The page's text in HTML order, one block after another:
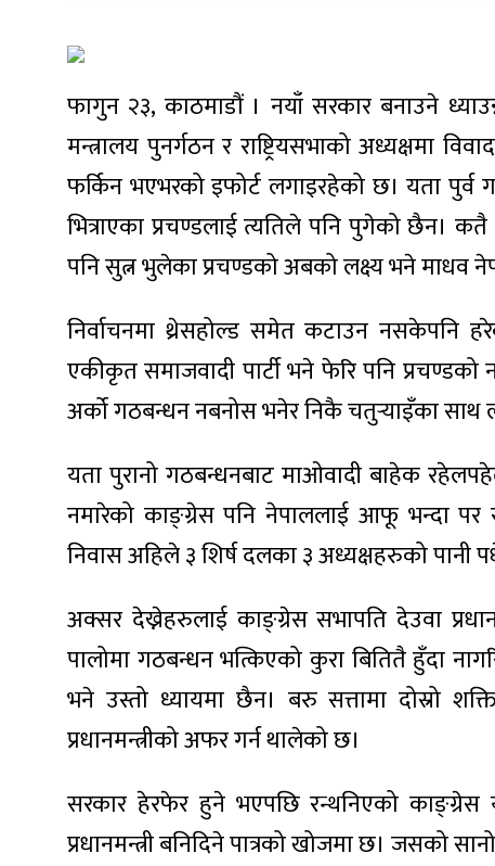
फागुन २३, काठमाडौं । नयाँ सरकार बनाउने
मन्त्रालय पुनर्गठन र राष्ट्रियसभाको अध्यक्षमा
फर्किन भएभरको इफोर्ट लगाइरहेको छ। यता
भित्राएका प्रचण्डलाई त्यतिले पनि पुगेको छैन।
पनि सुत्न भुलेका प्रचण्डको अबको लक्ष्य भने माधव
निर्वाचनमा थ्रेसहोल्ड समेत कटाउन नसकेपनि
एकीकृत समाजवादी पार्टी भने फेरि पनि
अर्को गठबन्धन नबनोस भनेर निकै चतुर्‍याइँका साथ
यता पुरानो गठबन्धनबाट माओवादी बाहेक
नमारेको काङ्ग्रेस पनि नेपाललाई आफू भन्दा
निवास अहिले ३ शिर्ष दलका ३ अध्यक्षहरुको पानी
अक्सर देख्नेहरुलाई काङ्ग्रेस सभापति देउवा
पालोमा गठबन्धन भत्किएको कुरा बितितै हुँदा
भने उस्तो ध्यायमा छैन। बरु सत्तामा दोस्रो
प्रधानमन्त्रीको अफर गर्न थालेको छ।
सरकार हेरफेर हुने भएपछि रन्थनिएको काङ्ग्रेस
प्रधानमन्त्री बनिदिने पात्रको खोजमा छ। जसको